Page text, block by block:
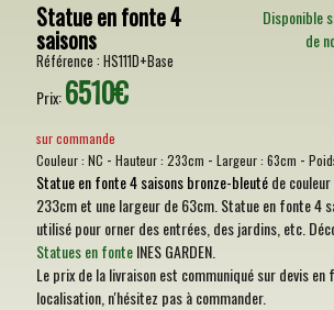
Statue en fonte 4
saisons
Référence : HS111D+Base
Prix:6510€
Disponible
de
sur commande
Couleur : NC - Hauteur : 233cm - Largeur : 63cm -
Statue en fonte 4 saisons bronze-bleutéde couleur
233cm et une largeur de 63cm. Statue en fonte 4
utilisé pour orner des entrées, des jardins, etc.
Statues en fonteINES GARDEN.
Le prix de la livraison est communiqué sur devis
localisation, n'hésitez pas à commander.